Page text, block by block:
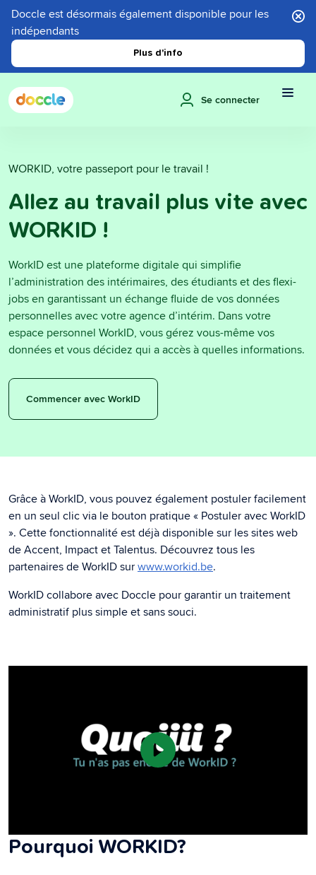
Doccle est désormais également disponible pour les
indépendants
Plus d'info
Se connecter
WORKID, votre passeport pour le travail !
Allez au travail plus vite avec
WORKID !
WorkID est une plateforme digitale qui simplifie
l’administration des intérimaires, des étudiants et des flexi-
jobs en garantissant un échange fluide de vos données
personnelles avec votre agence d’intérim. Dans votre
espace personnel WorkID, vous gérez vous-même vos
données et vous décidez qui a accès à quelles informations.
Commencer avec WorkID
Grâce à WorkID, vous pouvez également postuler facilement
en un seul clic via le bouton pratique « Postuler avec WorkID
». Cette fonctionnalité est déjà disponible sur les sites web
de Accent, Impact et Talentus. Découvrez tous les
partenaires de WorkID surwww.workid.be.
WorkID collabore avec Doccle pour garantir un traitement
administratif plus simple et sans souci.
Pourquoi WORKID?